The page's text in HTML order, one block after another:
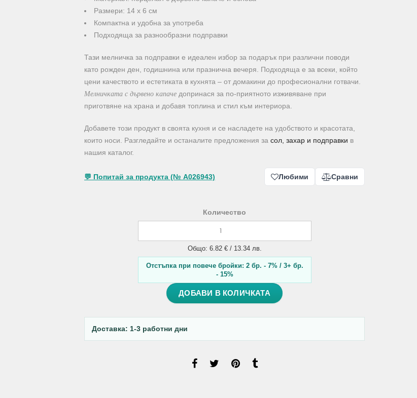
Размери: 14 х 6 см
Компактна и удобна за употреба
Подходяща за разнообразни подправки
Тази мелничка за подправки е идеален избор за подарък при различни поводи
като рожден ден, годишнина или празнична вечеря. Подходяща е за всеки, който
цени качеството и естетиката в кухнята – от домакини до професионални готвачи.
Мелничката с дървено капаче допринася за по-приятното изживяване при
приготвяне на храна и добавя топлина и стил към интериора.
Добавете този продукт в своята кухня и се насладете на удобството и красотата,
които носи. Разгледайте и останалите предложения за сол, захар и подправки в
нашия каталог.
💬 Попитай за продукта (№ A026943) Любими Сравни
Количество
Общо: 6.82 € / 13.34 лв.
Отстъпка при повече бройки: 2 бр. - 7% / 3+ бр.
- 15%
ДОБАВИ В КОЛИЧКАТА
Доставка: 1-3 работни дни